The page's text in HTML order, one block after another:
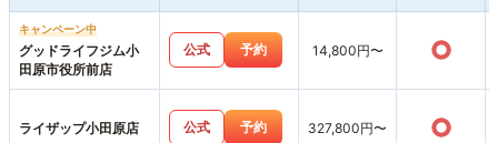
キャンペーン中
グッドライフジム小
田原市役所前店
公式 予約 14,800円〜 ○
ライザップ小田原店 公式 予約 327,800円〜 ○